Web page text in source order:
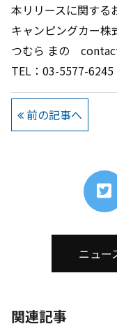
本リリースに関する
キャンピングカー株
つむら まの
TEL：03-5577-
前の記事へ
ニュー
関連記事